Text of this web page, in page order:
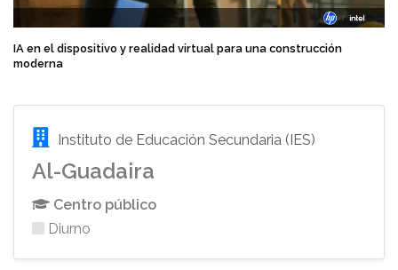
IA en el dispositivo y realidad virtual para una construcción
moderna
Instituto de Educación Secundaria (IES)
Al-Guadaira
Centro público
Diurno